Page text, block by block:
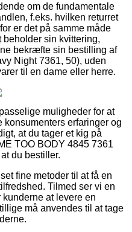
om de fundamentale
f.eks. hvilken returret
er det på samme måde
beholder sin kvittering,
bekræfte sin bestilling af
Night 7361, 50), uden
til en dame eller herre.
muligheder for at
konsumenters erfaringer og
at du tager et kig på
TOO BODY 4845 7361
du bestiller.
fine metoder til at få en
Tilmed ser vi en
at levere en
må anvendes til at tage